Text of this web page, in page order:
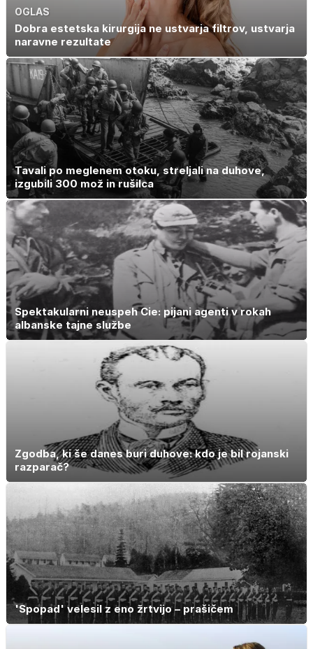
OGLAS
Dobra estetska kirurgija ne ustvarja filtrov, ustvarja
naravne rezultate
Tavali po meglenem otoku, streljali na duhove,
izgubili 300 mož in rušilca
Spektakularni neuspeh Cie: pijani agenti v rokah
albanske tajne službe
Zgodba, ki še danes buri duhove: kdo je bil rojanski
razparač?
'Spopad' velesil z eno žrtvijo – prašičem